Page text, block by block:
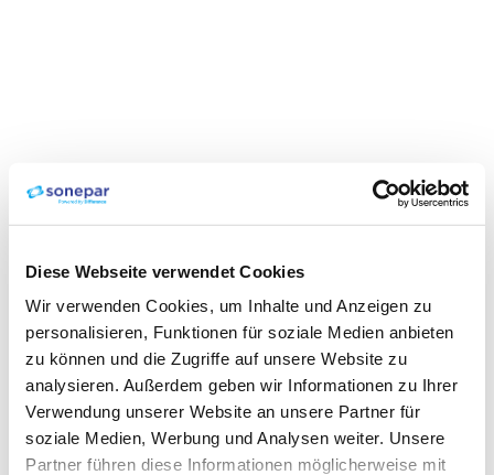
Diese Webseite verwendet Cookies
Wir verwenden Cookies, um Inhalte und Anzeigen zu
personalisieren, Funktionen für soziale Medien anbieten
zu können und die Zugriffe auf unsere Website zu
analysieren. Außerdem geben wir Informationen zu Ihrer
Verwendung unserer Website an unsere Partner für
soziale Medien, Werbung und Analysen weiter. Unsere
Partner führen diese Informationen möglicherweise mit